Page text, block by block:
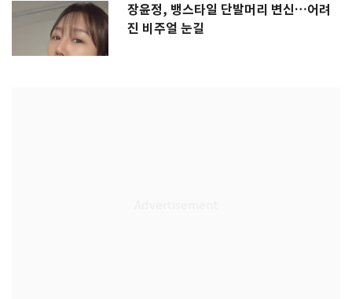
장윤정, 뱅스타일 단발머리 변신…어려
진 비주얼 눈길